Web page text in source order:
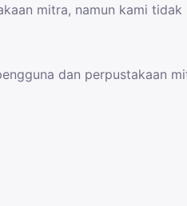
mitra, namun kami
dan perpustakaan